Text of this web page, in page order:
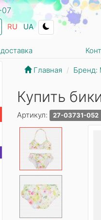
07
RU UA
Главная Бренд:
Купить
Артикул: 27-03731-052